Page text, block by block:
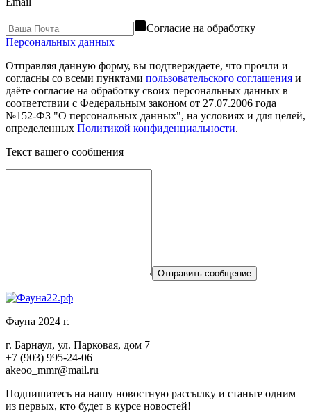
Согласие на обработку
Персональных данных
Отправляя данную форму, вы подтверждаете, что прочли и
согласны со всеми пунктами пользовательского соглашения и
даёте согласие на обработку своих персональных данных в
соответствии с Федеральным законом от 27.07.2006 года
№152-ФЗ "О персональных данных", на условиях и для целей,
определенных Политикой конфиденциальности.
Текст вашего сообщения
Отправить сообщение
Фауна 2024 г.
г. Барнаул, ул. Парковая, дом 7
+7 (903) 995-24-06
akeoo_mmr@mail.ru
Подпишитесь на нашу новостную рассылку и станьте одним
из первых, кто будет в курсе новостей!